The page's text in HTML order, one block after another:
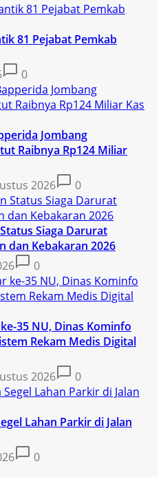
81 Pejabat Pemkab
0
Jombang
Raibnya Rp124 Miliar
2026 0
Siaga Darurat
dan Kebakaran 2026
0
35 NU, Dinas Kominfo
Rekam Medis Digital
2026 0
Lahan Parkir di Jalan
0